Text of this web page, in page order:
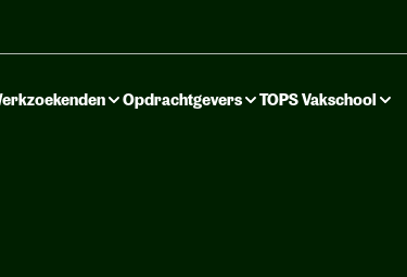
Opdrachtgevers TOPS Vakschool